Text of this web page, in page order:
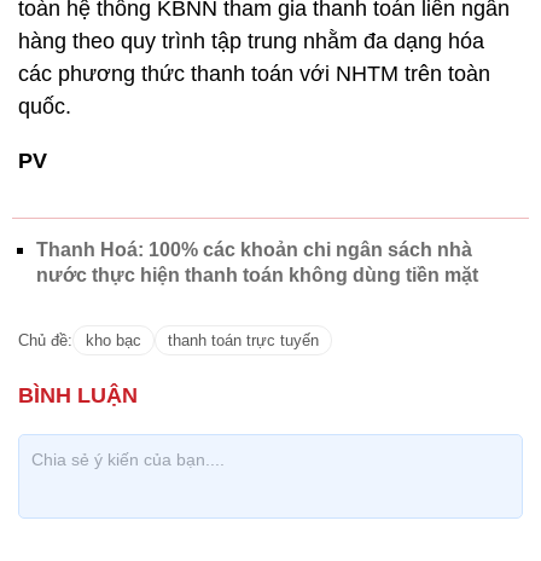
toàn hệ thống KBNN tham gia thanh toán liên ngân
hàng theo quy trình tập trung nhằm đa dạng hóa
các phương thức thanh toán với NHTM trên toàn
quốc.
PV
Thanh Hoá: 100% các khoản chi ngân sách nhà
nước thực hiện thanh toán không dùng tiền mặt
Chủ đề: kho bạc thanh toán trực tuyến